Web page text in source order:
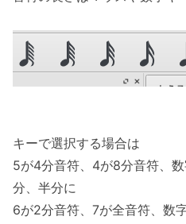
キーで選択する場合は
5が4分音符、4が8分音符、
分、半分に
6が2分音符、7が全音符、数